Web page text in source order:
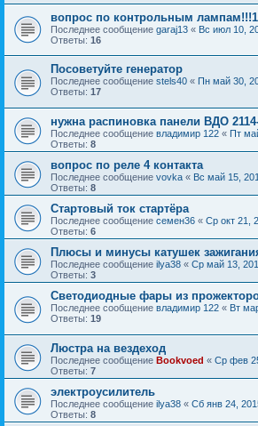
вопрос по контрольным лампам!!!1
Последнее сообщение garaj13 « Вс июл 10,
Ответы: 16
Посоветуйте генератор
Последнее сообщение stels40 « Пн май 30,
Ответы: 17
нужна распиновка панели ВДО
Последнее сообщение владимир 122 « Пт
Ответы: 8
вопрос по реле 4 контакта
Последнее сообщение vovka « Вс май 15,
Ответы: 8
Стартовый ток стартёра
Последнее сообщение семен36 « Ср окт 21,
Ответы: 6
Плюсы и минусы катушек
Последнее сообщение ilya38 « Ср май 13,
Ответы: 3
Светодиодные фары из
Последнее сообщение владимир 122 « Вт
Ответы: 19
Люстра на вездеход
Последнее сообщение Bookvoed « Ср фев
Ответы: 7
электроусилитель
Последнее сообщение ilya38 « Сб янв 24,
Ответы: 8